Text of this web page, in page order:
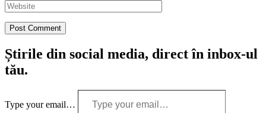
Știrile din social media, direct în inbox-ul
tău.
Type your email…